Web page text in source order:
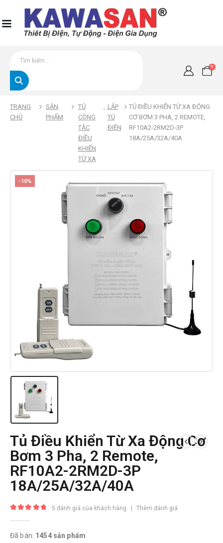
0
TRANG
CHỦ
SẢN
PHẨM
TỦ
CÔNG
TẮC
ĐIỀU
KHIỂN
TỪ XA
, LẮP
TỦ
ĐIỆN
TỦ ĐIỀU KHIỂN TỪ XA ĐỘNG
CƠ BƠM 3 PHA, 2 REMOTE,
RF10A2-2RM2D-3P
18A/25A/32A/40A
-10%
Tủ Điều Khiển Từ Xa Động Cơ
Bơm 3 Pha, 2 Remote,
RF10A2-2RM2D-3P
18A/25A/32A/40A
5 đánh giá của khách hàng | Thêm đánh giá
Đã bán: 1454 sản phẩm